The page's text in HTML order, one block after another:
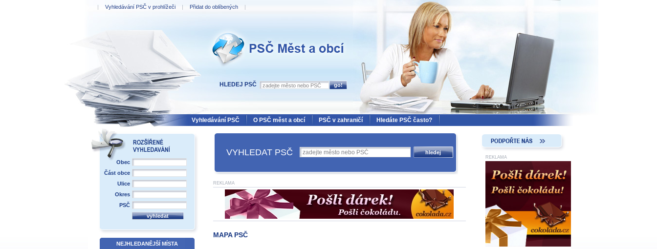
HLEDEJ PSČ
VYHLEDAT PSČ
REKLAMA
MAPA PSČ
REKLAMA
Obec
Část obce
Ulice
Okres
PSČ
NEJHLEDANĚJŠÍ MÍSTA
Vyhledávání PSČ O PSČ měst a obcí PSČ v zahraničí Hledáte PSČ často?
| Vyhledávání PSČ v prohlížeči | Přidat do oblíbených |